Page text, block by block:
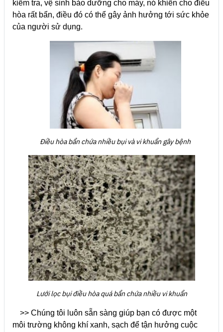
kiểm tra, vệ sinh bảo dưỡng cho máy, nó khiến cho điều
hòa rất bẩn, điều đó có thể gây ảnh hưởng tới sức khỏe
của người sử dụng.
Điều hòa bẩn chứa nhiều bụi và vi khuẩn gây bệnh
Lưới lọc bụi điều hòa quá bẩn chứa nhiều vi khuẩn
>> Chúng tôi luôn sẵn sàng giúp bạn có được một
môi trường không khí xanh, sạch để tận hưởng cuộc